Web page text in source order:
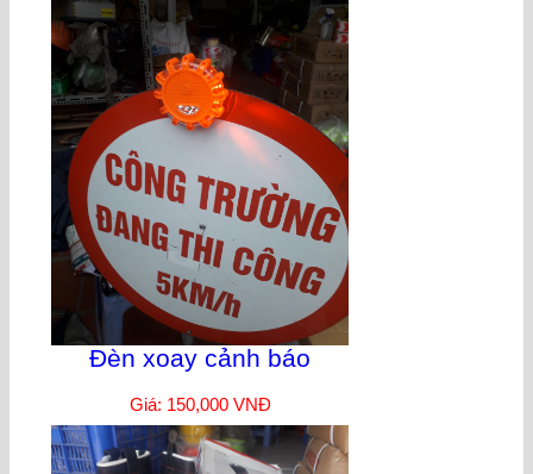
Đèn xoay cảnh báo
Giá: 150,000 VNĐ